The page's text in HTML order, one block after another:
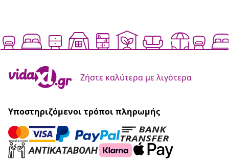
Ζήστε καλύτερα με λιγότερα
Υποστηριζόμενοι τρόποι πληρωμής